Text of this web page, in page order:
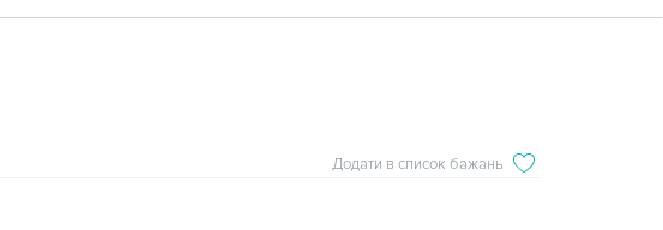
Додати в список бажань